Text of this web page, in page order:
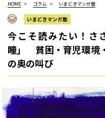
HOME コラム いまどきマンガ塾
いまどきマンガ塾
今こそ読みたい！さ
瞳」 貧困・育児環境
の奥の叫び